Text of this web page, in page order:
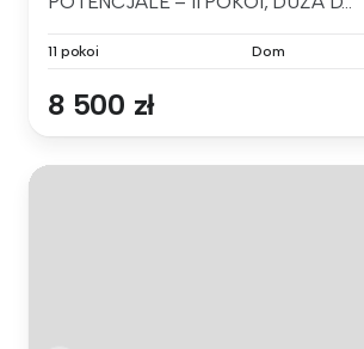
11 pokoi Dom
8 500 zł